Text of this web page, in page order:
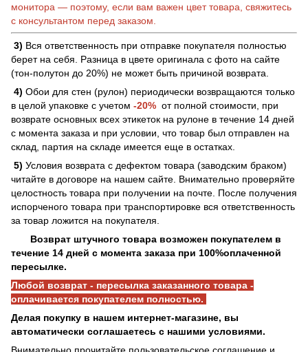
монитора — поэтому, если вам важен цвет товара, свяжитесь
с консультантом перед заказом.
3) Вся ответственность при отправке покупателя полностью
берет на себя. Разница в цвете оригинала с фото на сайте
(тон-полутон до 20%) не может быть причиной возврата.
4) Обои для стен (рулон) периодически возвращаются только
в целой упаковке с учетом -20% от полной стоимости, при
возврате основных всех этикеток на рулоне в течение 14 дней
с момента заказа и при условии, что товар был отправлен на
склад, партия на складе имеется еще в остатках.
5) Условия возврата с дефектом товара (заводским браком)
читайте в договоре на нашем сайте. Внимательно проверяйте
целостность товара при получении на почте. После получения
испорченого товара при транспортировке вся ответственность
за товар ложится на покупателя.
Возврат штучного товара возможен покупателем в
течение 14 дней с момента заказа при 100%оплаченной
пересылке.
Любой возврат - пересылка заказанного товара -
оплачивается покупателем полностью.
Делая покупку в нашем интернет-магазине, вы
автоматически соглашаетесь с нашими условиями.